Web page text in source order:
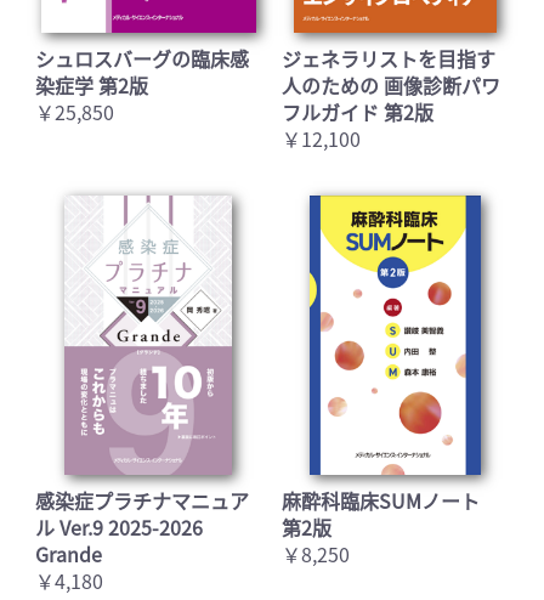
シュロスバーグの臨床感
染症学 第2版
￥25,850
ジェネラリストを目指す
人のための 画像診断パワ
フルガイド 第2版
￥12,100
感染症プラチナマニュア
ル Ver.9 2025-2026
Grande
￥4,180
麻酔科臨床SUMノート
第2版
￥8,250